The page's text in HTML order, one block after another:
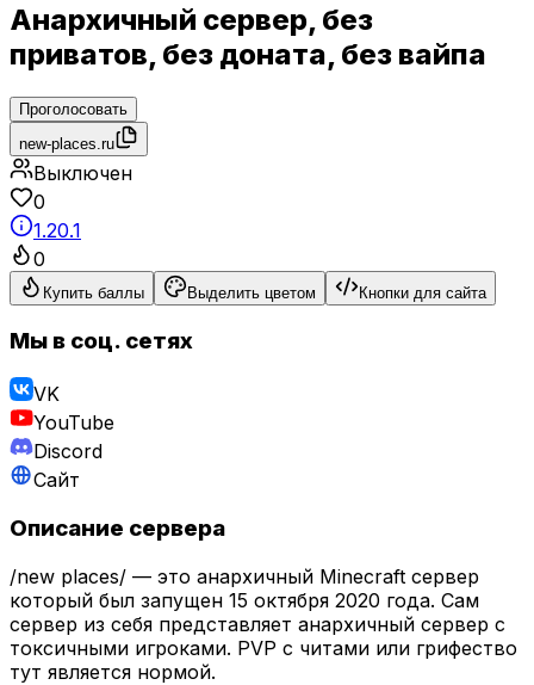
Анархичный сервер, без
приватов, без доната, без вайпа
Проголосовать
new-places.ru
Выключен
0
1.20.1
0
Купить баллы Выделить цветом Кнопки для сайта
Мы в соц. сетях
VK
YouTube
Discord
Сайт
Описание сервера
/new places/ — это анархичный Minecraft сервер
который был запущен 15 октября 2020 года. Сам
сервер из себя представляет анархичный сервер с
токсичными игроками. PVP с читами или грифество
тут является нормой.